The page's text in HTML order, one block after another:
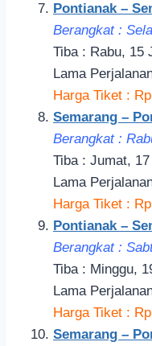
Pontianak –
Berangkat :
Tiba : Rabu, 15
Lama
Harga Tiket :
Semarang –
Berangkat :
Tiba : Jumat,
Lama
Harga Tiket :
Pontianak –
Berangkat :
Tiba : Minggu,
Lama
Harga Tiket :
Semarang –